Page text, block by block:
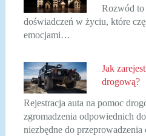
Rozwód to
doświadczeń w życiu, które
emocjami…
Jak
drogową?
Rejestracja auta na pomoc
zgromadzenia odpowiednich
niezbędne do przeprowadzenia